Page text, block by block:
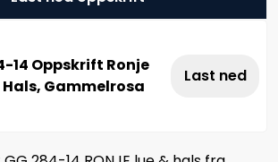
14 Oppskrift Ronje
Hals, Gammelrosa
Last ned